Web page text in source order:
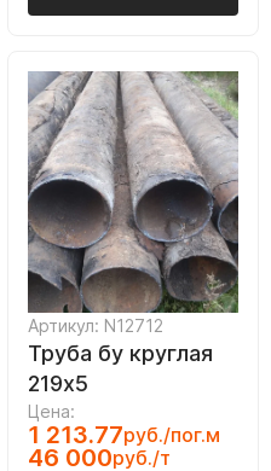
Артикул: N12712
Труба бу круглая
219х5
Цена:
1 213.77руб./пог.м
46 000руб./т